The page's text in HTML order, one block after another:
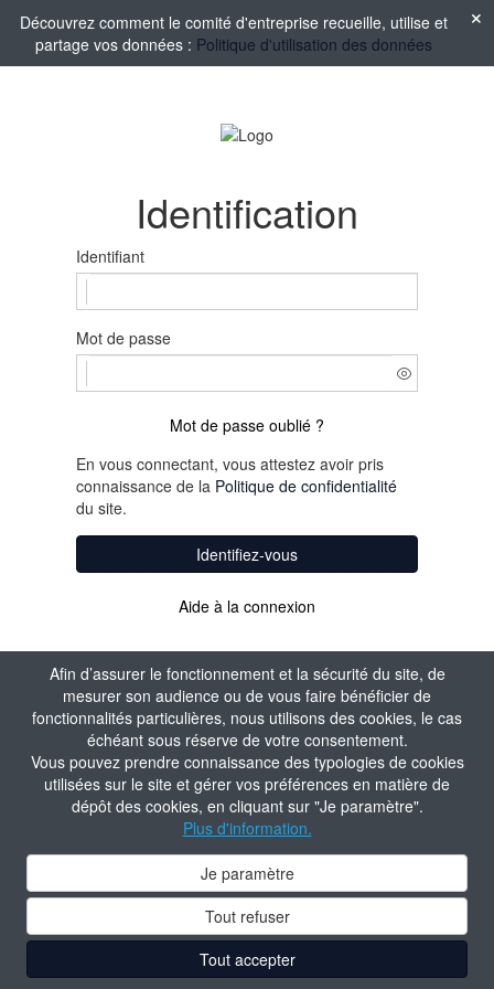
Afin d’assurer le fonctionnement et la sécurité du site, de
mesurer son audience ou de vous faire bénéficier de
fonctionnalités particulières, nous utilisons des cookies, le cas
échéant sous réserve de votre consentement.
Vous pouvez prendre connaissance des typologies de cookies
utilisées sur le site et gérer vos préférences en matière de
dépôt des cookies, en cliquant sur "Je paramètre".
Plus d'information.
Je paramètre
Tout refuser
Tout accepter
Découvrez comment le comité d'entreprise recueille, utilise et
partage vos données : Politique d'utilisation des données
Identification
Identifiant
Mot de passe
Mot de passe oublié ?
En vous connectant, vous attestez avoir pris
connaissance de la Politique de confidentialité
du site.
Identifiez-vous
Aide à la connexion